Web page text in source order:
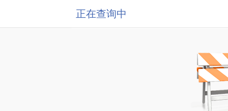
正在查询中